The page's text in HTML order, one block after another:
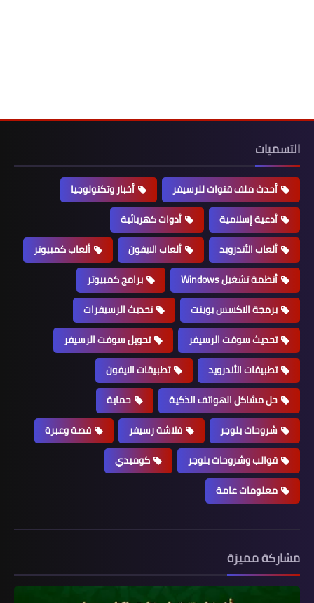
التسميات
أحدث ملف قنوات للرسيفر
أخبار وتكنولوجيا
أدعية إسلامية
أدوات كهربائية
ألعاب الأندرويد
ألعاب الايفون
ألعاب كمبيوتر
أنظمة تشغيل Windows
برامج كمبيوتر
برمجة الاكسس بوينت
تحديث الرسيفرات
تحديث سوفت الرسيفر
تحويل سوفت الرسيفر
تطبيقات الأندرويد
تطبيقات الايفون
حل مشاكل الهواتف الذكية
حماية
شروحات بلوجر
فلاشة رسيفر
قصة وعبرة
قوالب وشروحات بلوجر
كوميدي
معلومات عامة
مشاركة مميزة